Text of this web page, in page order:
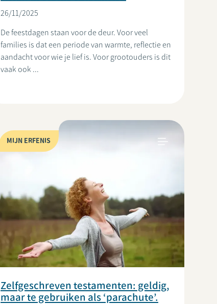
26/11/2025
De feestdagen staan voor de deur. Voor veel
families is dat een periode van warmte, reflectie en
aandacht voor wie je lief is. Voor grootouders is dit
vaak ook ...
MIJN ERFENIS
Zelfgeschreven testamenten: geldig,
maar te gebruiken als ‘parachute’.